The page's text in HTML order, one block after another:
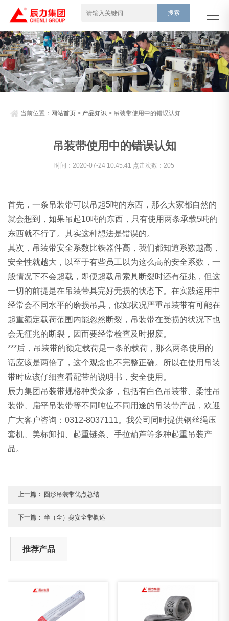
当前位置： 网站首页 > 产品知识 > 吊装带使用中的错误认知
吊装带使用中的错误认知
时间：2020-07-24 10:45:41 点击次数：205
首先，一条吊装带可以吊起5吨的东西，那么大家都自然的
就会想到，如果吊起10吨的东西，只有使用两条承载5吨的
东西就不行了。其实这种想法是错误的。
其次，吊装带安全系数比铁器件高，我们都知道系数越高，
安全性就越大，以至于有些员工以为这么高的安全系数，一
般情况下不会超载，即便超载吊索具断裂时还有征兆，但这
一切的前提是在吊装带具完好无损的状态下。在实践运用中
经常会不同水平的磨损吊具，假如状况严重吊装带有可能在
起重额定载荷范围内能忽然断裂，吊装带在受损的状况下也
会无征兆的断裂，因而要经常检查及时报废。
***后，吊装带的额定载荷是一条的载荷，那么两条使用的
话应该是两倍了，这个观念也不完整正确。所以在使用吊装
带时应该仔细查看配带的说明书，安全使用。
辰力集团吊装带规格种类众多，包括有白色吊装带、柔性吊
装带、扁平吊装带等不同吨位不同用途的吊装带产品，欢迎
广大客户咨询：0312-8037111。我公司同时提供钢丝绳压
套机、美标卸扣、起重链条、手拉葫芦等多种起重吊装产
品。
上一篇： 圆形吊装带优点总结
下一篇： 半（全）身安全带概述
推荐产品